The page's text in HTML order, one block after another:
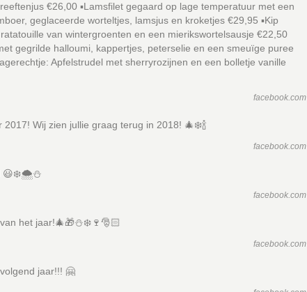
€26,00 ▪️Lamsfilet gegaard op lage temperatuur met een
geglaceerde worteltjes, lamsjus en kroketjes €29,95 ▪️Kip
van wintergroenten en een mierikswortelsausje €22,50
gegrilde halloumi, kappertjes, peterselie en een smeuïge puree
Apfelstrudel met sherryrozijnen en een bolletje vanille
facebook.com
2017! Wij zien jullie graag terug in 2018! 🎄❄️🍾
facebook.com
😃❄️🌨⛄️
facebook.com
het jaar!🎄🎁⛄️❄️🍷🎅🏻
facebook.com
jaar!!! 🤗